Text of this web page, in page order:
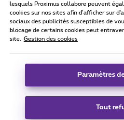
Tous droits réservés. © 2026
Conditions générales, info
Coordonnées de l’entreprise
Boulevard du Roi Albert II 27 - B-
lesquels Proximus collabore peuvent
cookies sur nos sites afin d’afficher sur
sociaux des publicités susceptibles de
blocage de certains cookies peut
site.
Gestion des cookies
Paramètres
Tout